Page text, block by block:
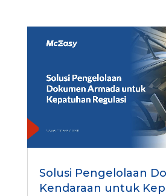
b
a
Solusi Pengelolaan
Kendaraan untuk